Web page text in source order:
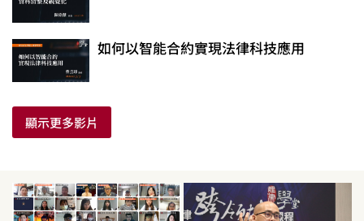
如何以智能合約實現法律科技應用
顯示更多影片